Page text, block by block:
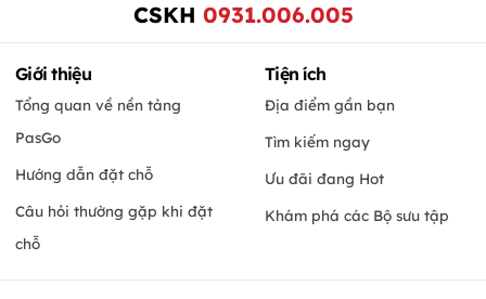
CSKH 0931.006.005
Giới thiệu
Tổng quan về nền tảng
PasGo
Hướng dẫn đặt chỗ
Câu hỏi thường gặp khi đặt
chỗ
Tiện ích
Địa điểm gần bạn
Tìm kiếm ngay
Ưu đãi đang Hot
Khám phá các Bộ sưu tập